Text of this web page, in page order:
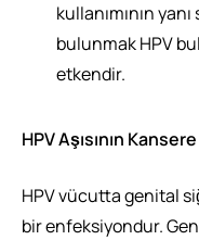
kullanımının
bulunmak HPV
etkendir.
HPV Aşısının
HPV vücutta genital
bir enfeksiyondur.